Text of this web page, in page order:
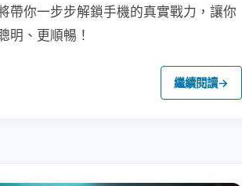
帶你一步步解鎖手機的真實戰力，讓你
明、更順暢！
繼續閱讀→